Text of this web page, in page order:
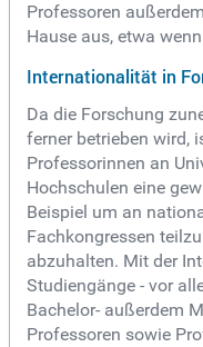
Professoren
Hause aus, etwa
Internationalität in
Da die Forschung
ferner betrieben wird,
Professorinnen an
Hochschulen eine
Beispiel um an
Fachkongressen
abzuhalten. Mit der
Studiengänge - vor
Bachelor- außerdem
Professoren sowie